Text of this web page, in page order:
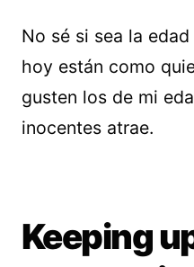
No sé si sea la
hoy están como
gusten los de mi
inocentes atrae.
Keeping